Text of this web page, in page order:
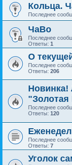
Кольца.
Последнее
ЧаВо
Последнее
Ответы: 1
О
Последнее
Ответы: 206
Новинка!
Последнее
Ответы: 120
Последнее
Ответы: 7
Уголок